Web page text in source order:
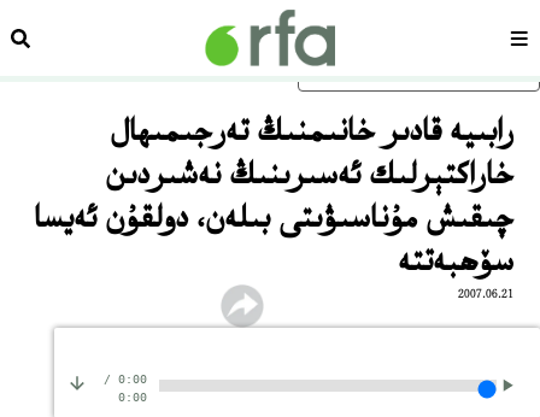
ئاساسلىق مەزمۇنغا ئاتلاڭسەھىپە
رابىيە قادىر خانىمنىڭ تەرجىمىھال
خاراكتېرلىك ئەسىرىنىڭ نەشىردىن
چىقىش مۇناسىۋىتى بىلەن، دولقۇن ئەيسا
سۆھبەتتە
2007.06.21
0:00
/
0:00